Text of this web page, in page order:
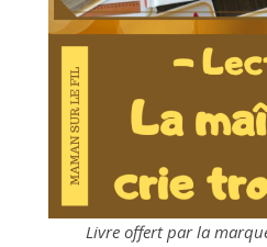
Livre offert par la